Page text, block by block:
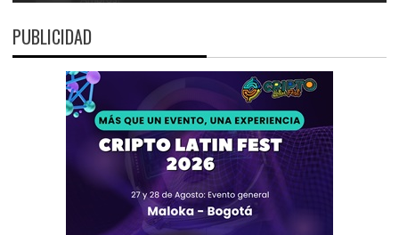
PUBLICIDAD